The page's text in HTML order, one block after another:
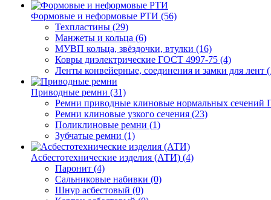
Формовые и неформовые РТИ (56)
Техпластины (29)
Манжеты и кольца (6)
МУВП кольца, звёздочки, втулки (16)
Ковры диэлектрические ГОСТ 4997-75 (4)
Ленты конвейерные, соединения и замки для лент
Приводные ремни (31)
Ремни приводные клиновые нормальных сечений
Ремни клиновые узкого сечения (23)
Поликлиновые ремни (1)
Зубчатые ремни (1)
Асбестотехнические изделия (АТИ) (4)
Паронит (4)
Сальниковые набивки (0)
Шнур асбестовый (0)